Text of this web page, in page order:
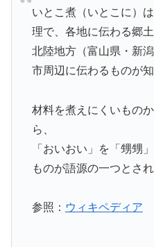
いとこ煮（いとこに）
理で、各地に伝わる郷土
北陸地方（富山県・新
市周辺に伝わるものが知
材料を煮えにくいもの
ら、
「おいおい」を「甥甥
ものが語源の一つとされ
参照： ウィキペディア